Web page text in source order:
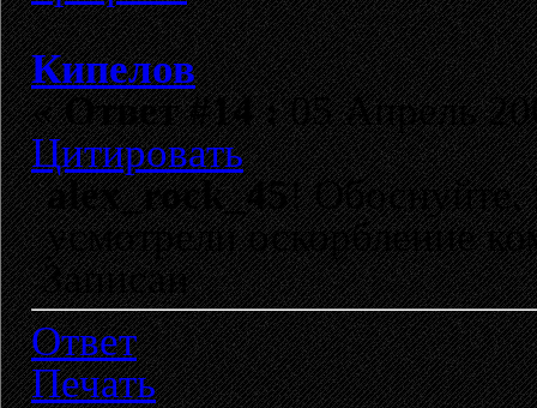
Кипелов
«Ответ #14 :05 Апрель
Цитировать
alex_rock_45! Обоснуйте,
усмотрели оскорбление
Записан
Ответ
Печать